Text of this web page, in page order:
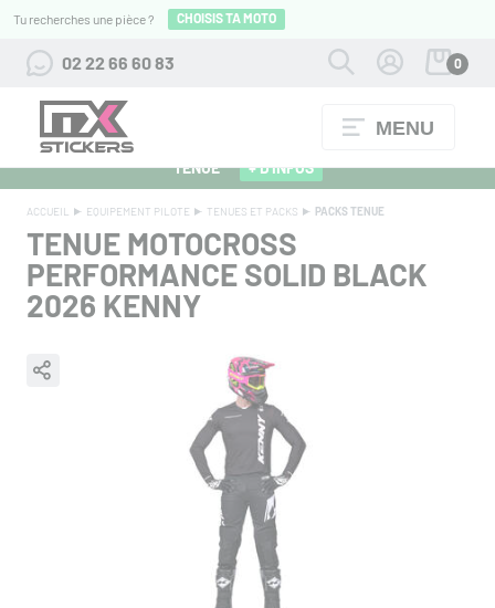
Tu recherches une pièce ? CHOISIS TA MOTO
02 22 66 60 83 0
MENU
ALPINESTARS 27 : FLOCAGE OFFERT POUR L'ACHAT D'UNE
TENUE
+ D'INFOS
ACCUEIL EQUIPEMENT PILOTE TENUES ET PACKS PACKS TENUE
TENUE MOTOCROSS
PERFORMANCE SOLID BLACK
2026 KENNY